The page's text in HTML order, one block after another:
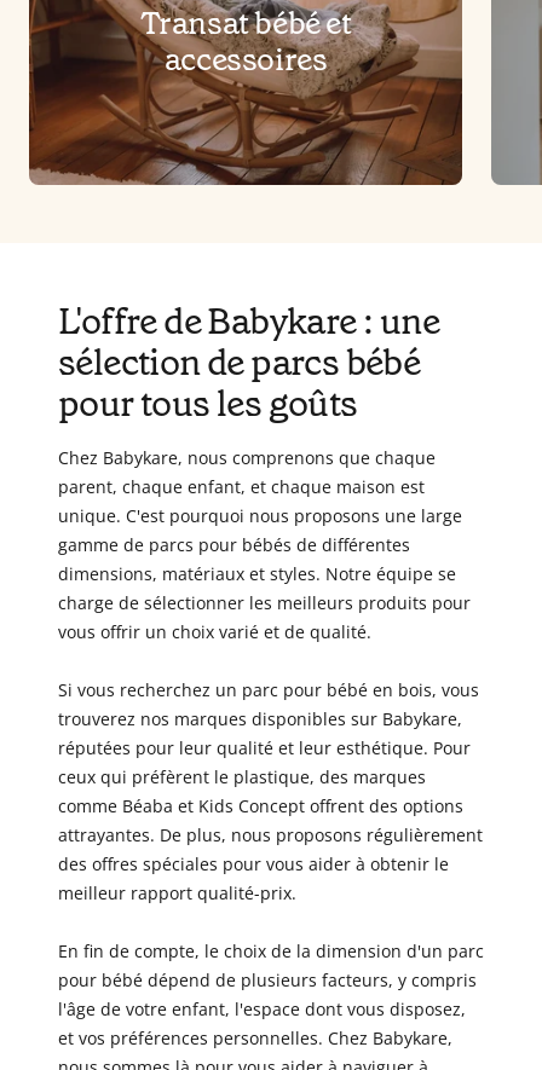
Transat bébé et
accessoires
L'offre de Babykare : une
sélection de parcs bébé
pour tous les goûts
Chez Babykare, nous comprenons que chaque
parent, chaque enfant, et chaque maison est
unique. C'est pourquoi nous proposons une large
gamme de parcs pour bébés de différentes
dimensions, matériaux et styles. Notre équipe se
charge de sélectionner les meilleurs produits pour
vous offrir un choix varié et de qualité.
Si vous recherchez un parc pour bébé en bois, vous
trouverez nos marques disponibles sur Babykare,
réputées pour leur qualité et leur esthétique. Pour
ceux qui préfèrent le plastique, des marques
comme Béaba et Kids Concept offrent des options
attrayantes. De plus, nous proposons régulièrement
des offres spéciales pour vous aider à obtenir le
meilleur rapport qualité-prix.
En fin de compte, le choix de la dimension d'un parc
pour bébé dépend de plusieurs facteurs, y compris
l'âge de votre enfant, l'espace dont vous disposez,
et vos préférences personnelles. Chez Babykare,